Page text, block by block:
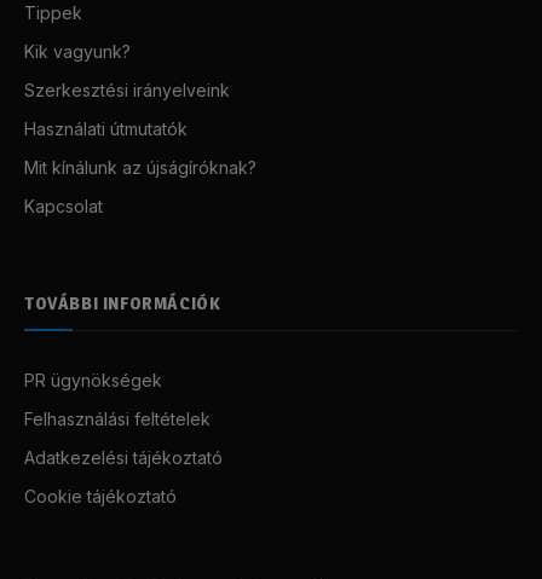
Tippek
Kik vagyunk?
Szerkesztési irányelveink
Használati útmutatók
Mit kínálunk az újságíróknak?
Kapcsolat
TOVÁBBI INFORMÁCIÓK
PR ügynökségek
Felhasználási feltételek
Adatkezelési tájékoztató
Cookie tájékoztató